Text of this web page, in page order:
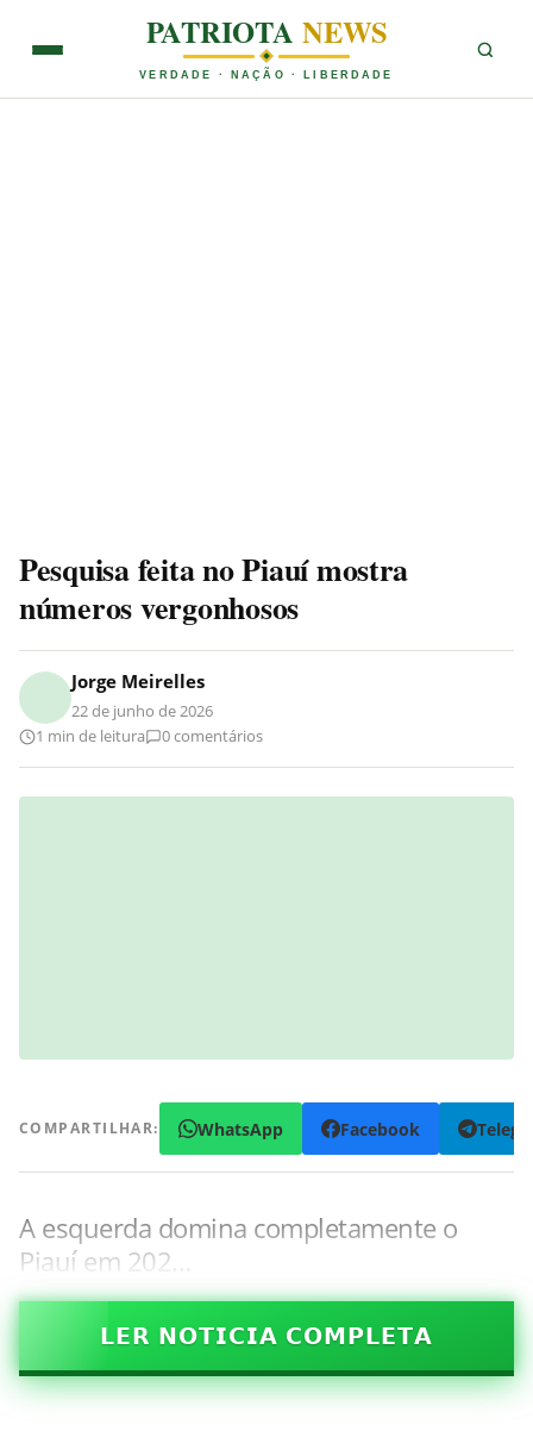
PATRIOTANEWS
VERDADE · NAÇÃO · LIBERDADE
Pesquisa feita no Piauí mostra
números vergonhosos
Jorge Meirelles
22 de junho de 2026
1 min de leitura
0 comentários
COMPARTILHAR: WhatsApp Facebook
A esquerda domina completamente o
Piauí em 202…
𝗟𝗘𝗥 𝗡𝗢𝗧𝗜𝗖𝗜𝗔 𝗖𝗢𝗠𝗣𝗟𝗘𝗧𝗔